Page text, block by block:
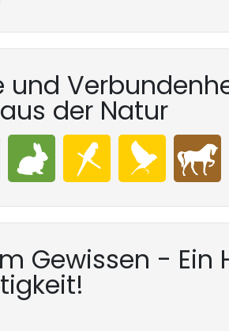
und
der Natur
Gewissen - Ein